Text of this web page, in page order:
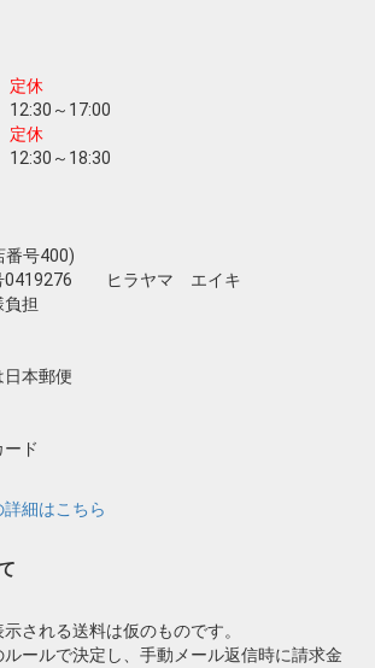
定休
12:30～17:00
定休
12:30～18:30
番号400)
0419276 ヒラヤマ エイキ
担
日本郵便
ド
細はこちら
示される送料は仮のものです。
ールで決定し、手動メール返信時に請求金